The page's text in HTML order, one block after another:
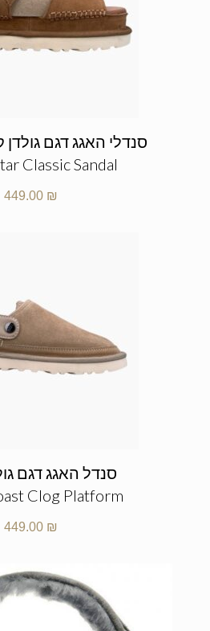
Classic Sandal
449.00 ₪
Clog Platform
449.00 ₪